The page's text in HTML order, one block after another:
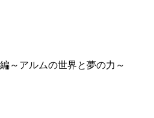
～アルムの世界と夢の力～